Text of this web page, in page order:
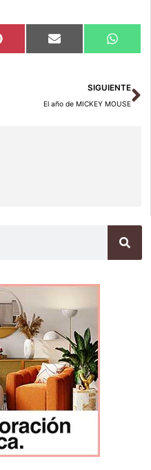
Compartir
en
Pinterest Compartir
en
Email
en
SIGUIENTE
El año de MICKEY MOUSE